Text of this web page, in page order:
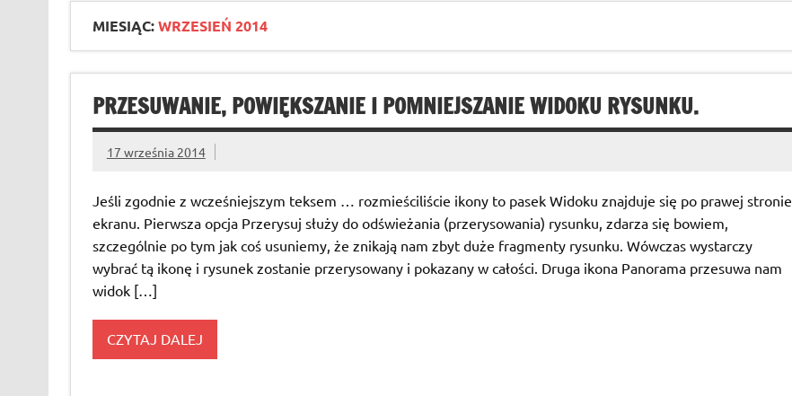
MIESIĄC:WRZESIEŃ 2014
PRZESUWANIE, POWIĘKSZANIE I POMNIEJSZANIE WIDOKU RYSUNKU.
17 września 2014
Jeśli zgodnie z wcześniejszym teksem … rozmieściliście ikony to pasek Widoku znajduje się po prawej stronie
ekranu. Pierwsza opcja Przerysuj służy do odświeżania (przerysowania) rysunku, zdarza się bowiem,
szczególnie po tym jak coś usuniemy, że znikają nam zbyt duże fragmenty rysunku. Wówczas wystarczy
wybrać tą ikonę i rysunek zostanie przerysowany i pokazany w całości. Druga ikona Panorama przesuwa nam
widok […]
CZYTAJ DALEJ